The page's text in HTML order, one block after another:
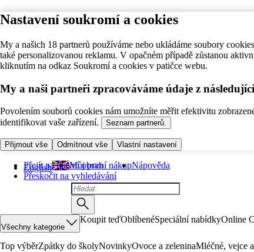
Nastavení soukromí a cookies
My a našich 18 partnerů používáme nebo ukládáme soubory
také personalizovanou reklamu. V opačném případě zůstanou
kliknutím na odkaz Soukromí a cookies v patičce webu.
My a naši partneři zpracováváme údaje z
Povolením souborů cookies nám umožníte měřit efektivitu
identifikovat vaše zařízení.
Seznam partnerů.
Přijmout vše Odmítnout vše Vlastní nastavení
Přejít na hlavní obsah
Přeskočit na vyhledávání
English Můj první nákupNápověda
Všechny kategorie
Koupit teďOblíbenéSpeciální nabídkyOnline
Top výběrZpátky do školyNovinkyOvoce a zeleninaMléčné, vejce